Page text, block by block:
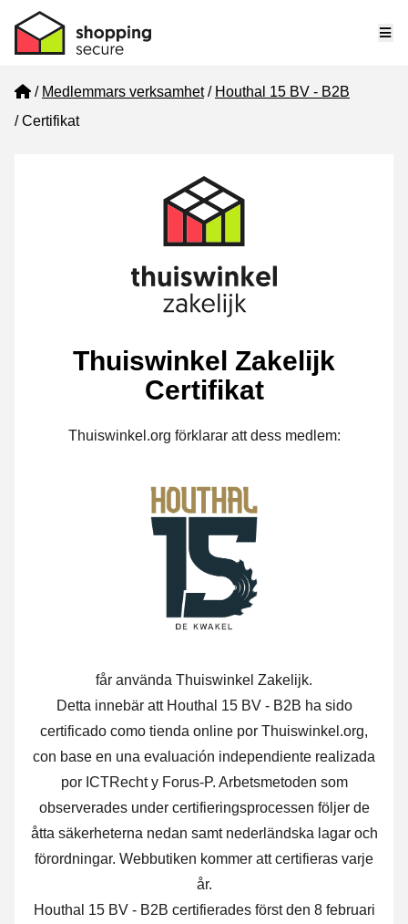
Home
Medlemmars verksamhet
Houthal 15 BV - B2B
Certifikat
Thuiswinkel Zakelijk
Certifikat
Thuiswinkel.org förklarar att dess medlem:
får använda Thuiswinkel Zakelijk.
Detta innebär att Houthal 15 BV - B2B ha sido
certificado como tienda online por Thuiswinkel.org,
con base en una evaluación independiente realizada
por ICTRecht y Forus-P. Arbetsmetoden som
observerades under certifieringsprocessen följer de
åtta säkerheterna nedan samt nederländska lagar och
förordningar. Webbutiken kommer att certifieras varje
år.
Houthal 15 BV - B2B certifierades först den 8 februari